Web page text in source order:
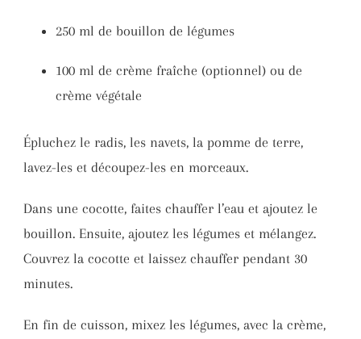
250 ml de bouillon de légumes
100 ml de crème fraîche (optionnel) ou de
crème végétale
Épluchez le radis, les navets, la pomme de terre,
lavez-les et découpez-les en morceaux.
Dans une cocotte, faites chauffer l’eau et ajoutez le
bouillon. Ensuite, ajoutez les légumes et mélangez.
Couvrez la cocotte et laissez chauffer pendant 30
minutes.
En fin de cuisson, mixez les légumes, avec la crème,